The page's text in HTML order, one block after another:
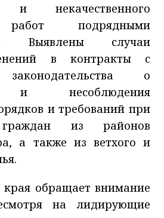
и некачественного
работ подрядными
Выявлены случаи
в контракты с
о
и несоблюдения
и требований при
граждан из районов
а также из ветхого и
края обращает внимание
на лидирующие